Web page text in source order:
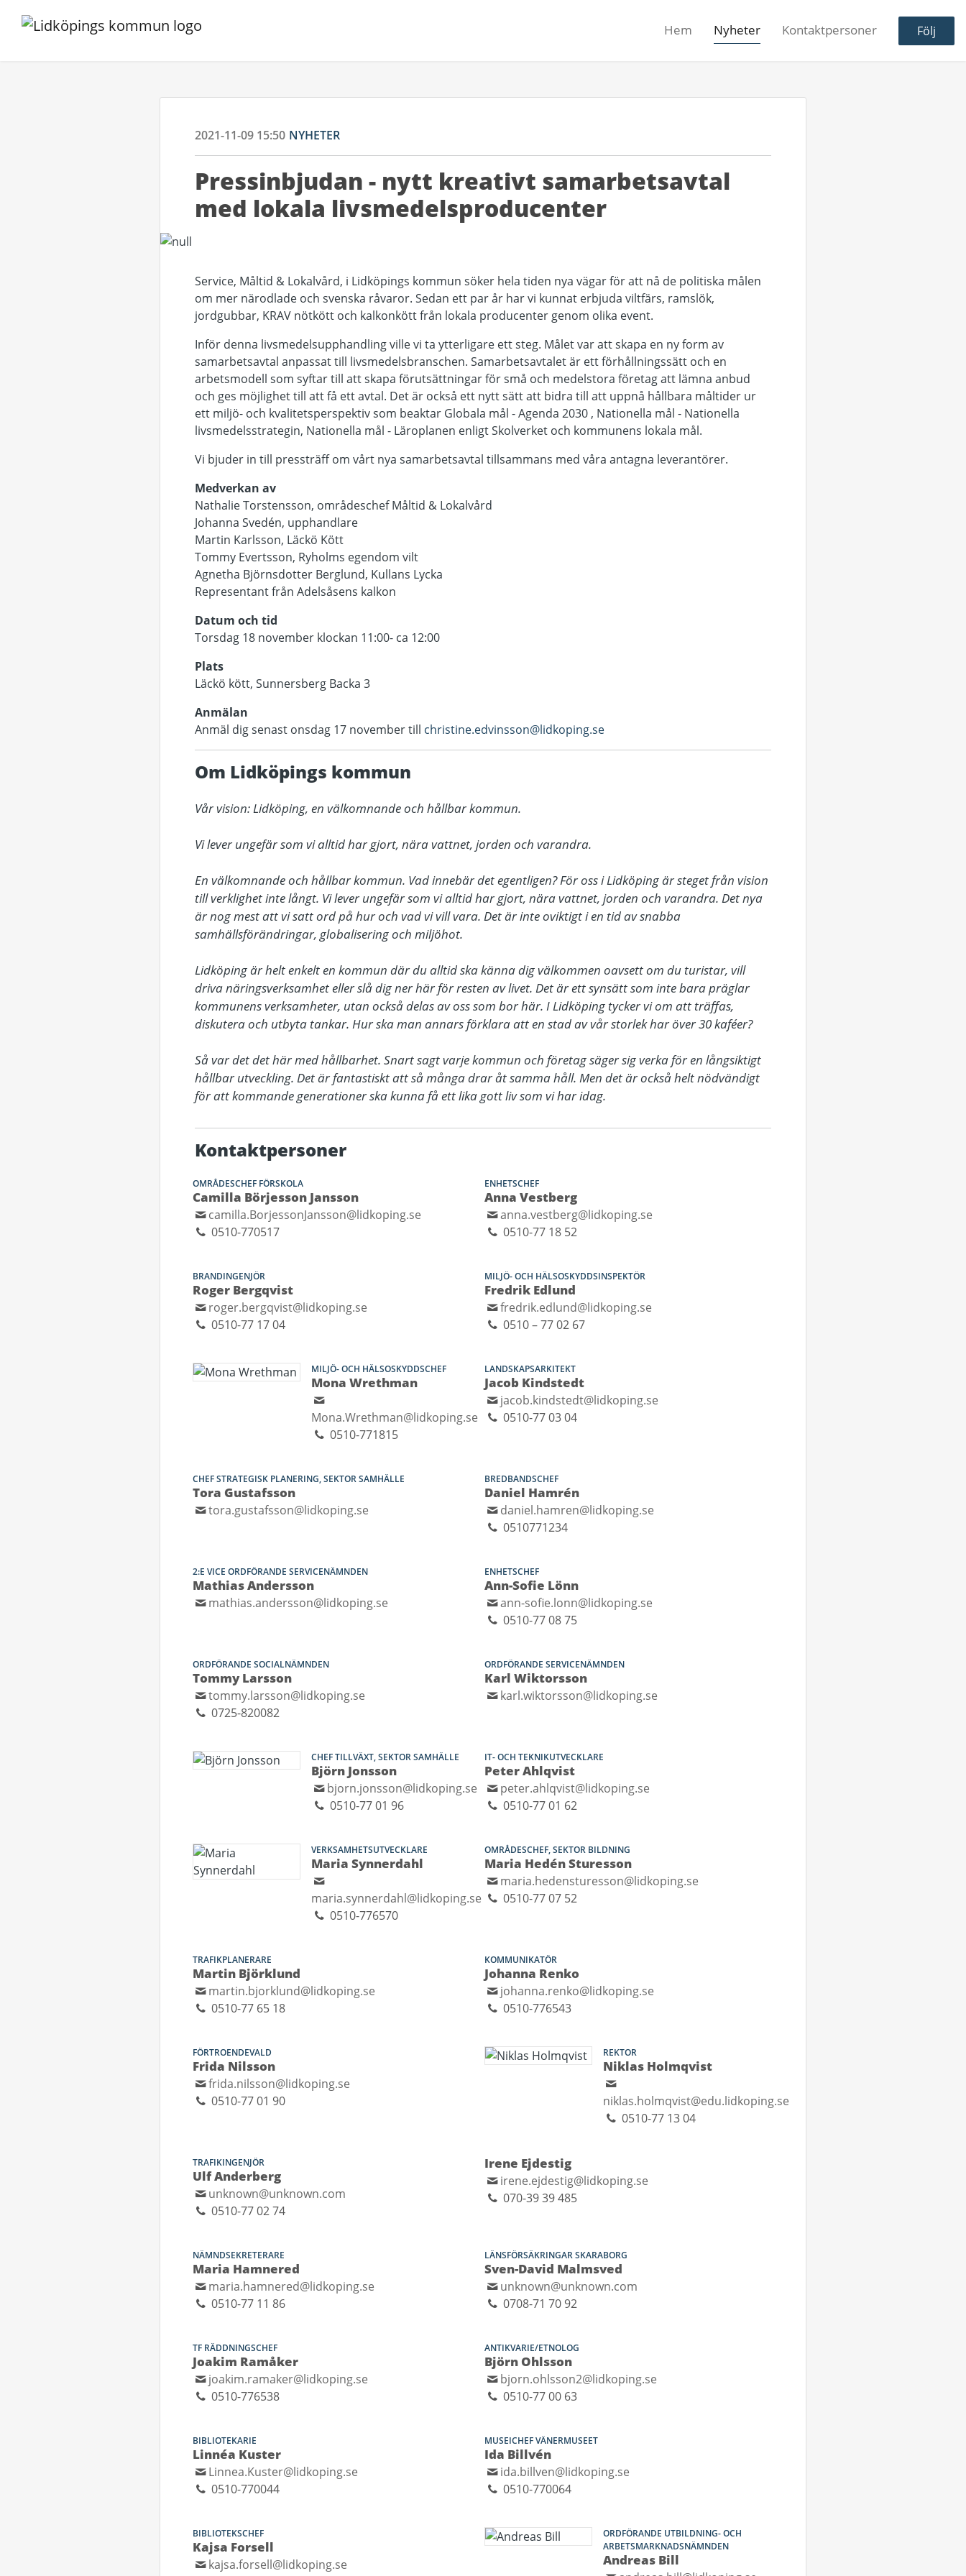
Hem Nyheter Kontaktpersoner Följ
2021-11-09 15:50 NYHETER
Pressinbjudan - nytt kreativt samarbetsavtal
med lokala livsmedelsproducenter
Service, Måltid & Lokalvård, i Lidköpings kommun söker hela tiden nya vägar för att nå de politiska målen
om mer närodlade och svenska råvaror. Sedan ett par år har vi kunnat erbjuda viltfärs, ramslök,
jordgubbar, KRAV nötkött och kalkonkött från lokala producenter genom olika event.
Inför denna livsmedelsupphandling ville vi ta ytterligare ett steg. Målet var att skapa en ny form av
samarbetsavtal anpassat till livsmedelsbranschen. Samarbetsavtalet är ett förhållningssätt och en
arbetsmodell som syftar till att skapa förutsättningar för små och medelstora företag att lämna anbud
och ges möjlighet till att få ett avtal. Det är också ett nytt sätt att bidra till att uppnå hållbara måltider ur
ett miljö- och kvalitetsperspektiv som beaktar Globala mål - Agenda 2030 , Nationella mål - Nationella
livsmedelsstrategin, Nationella mål - Läroplanen enligt Skolverket och kommunens lokala mål.
Vi bjuder in till pressträff om vårt nya samarbetsavtal tillsammans med våra antagna leverantörer.
Medverkan av
Nathalie Torstensson, områdeschef Måltid & Lokalvård
Johanna Svedén, upphandlare
Martin Karlsson, Läckö Kött
Tommy Evertsson, Ryholms egendom vilt
Agnetha Björnsdotter Berglund, Kullans Lycka
Representant från Adelsåsens kalkon
Datum och tid
Torsdag 18 november klockan 11:00- ca 12:00
Plats
Läckö kött, Sunnersberg Backa 3
Anmälan
Anmäl dig senast onsdag 17 november till christine.edvinsson@lidkoping.se
Om Lidköpings kommun
Vår vision: Lidköping, en välkomnande och hållbar kommun.
Vi lever ungefär som vi alltid har gjort, nära vattnet, jorden och varandra.
En välkomnande och hållbar kommun. Vad innebär det egentligen? För oss i Lidköping är steget från vision
till verklighet inte långt. Vi lever ungefär som vi alltid har gjort, nära vattnet, jorden och varandra. Det nya
är nog mest att vi satt ord på hur och vad vi vill vara. Det är inte oviktigt i en tid av snabba
samhällsförändringar, globalisering och miljöhot.
Lidköping är helt enkelt en kommun där du alltid ska känna dig välkommen oavsett om du turistar, vill
driva näringsverksamhet eller slå dig ner här för resten av livet. Det är ett synsätt som inte bara präglar
kommunens verksamheter, utan också delas av oss som bor här. I Lidköping tycker vi om att träffas,
diskutera och utbyta tankar. Hur ska man annars förklara att en stad av vår storlek har över 30 kaféer?
Så var det det här med hållbarhet. Snart sagt varje kommun och företag säger sig verka för en långsiktigt
hållbar utveckling. Det är fantastiskt att så många drar åt samma håll. Men det är också helt nödvändigt
för att kommande generationer ska kunna få ett lika gott liv som vi har idag.
Kontaktpersoner
OMRÅDESCHEF FÖRSKOLA
Camilla Börjesson Jansson
camilla.BorjessonJansson@lidkoping.se
0510-770517
ENHETSCHEF
Anna Vestberg
anna.vestberg@lidkoping.se
0510-77 18 52
BRANDINGENJÖR
Roger Bergqvist
roger.bergqvist@lidkoping.se
0510-77 17 04
MILJÖ- OCH HÄLSOSKYDDSINSPEKTÖR
Fredrik Edlund
fredrik.edlund@lidkoping.se
0510 – 77 02 67
MILJÖ- OCH HÄLSOSKYDDSCHEF
Mona Wrethman
Mona.Wrethman@lidkoping.se
0510-771815
LANDSKAPSARKITEKT
Jacob Kindstedt
jacob.kindstedt@lidkoping.se
0510-77 03 04
CHEF STRATEGISK PLANERING, SEKTOR SAMHÄLLE
Tora Gustafsson
tora.gustafsson@lidkoping.se
BREDBANDSCHEF
Daniel Hamrén
daniel.hamren@lidkoping.se
0510771234
2:E VICE ORDFÖRANDE SERVICENÄMNDEN
Mathias Andersson
mathias.andersson@lidkoping.se
ENHETSCHEF
Ann-Sofie Lönn
ann-sofie.lonn@lidkoping.se
0510-77 08 75
ORDFÖRANDE SOCIALNÄMNDEN
Tommy Larsson
tommy.larsson@lidkoping.se
0725-820082
ORDFÖRANDE SERVICENÄMNDEN
Karl Wiktorsson
karl.wiktorsson@lidkoping.se
CHEF TILLVÄXT, SEKTOR SAMHÄLLE
Björn Jonsson
bjorn.jonsson@lidkoping.se
0510-77 01 96
IT- OCH TEKNIKUTVECKLARE
Peter Ahlqvist
peter.ahlqvist@lidkoping.se
0510-77 01 62
VERKSAMHETSUTVECKLARE
Maria Synnerdahl
maria.synnerdahl@lidkoping.se
0510-776570
OMRÅDESCHEF, SEKTOR BILDNING
Maria Hedén Sturesson
maria.hedensturesson@lidkoping.se
0510-77 07 52
TRAFIKPLANERARE
Martin Björklund
martin.bjorklund@lidkoping.se
0510-77 65 18
KOMMUNIKATÖR
Johanna Renko
johanna.renko@lidkoping.se
0510-776543
FÖRTROENDEVALD
Frida Nilsson
frida.nilsson@lidkoping.se
0510-77 01 90
REKTOR
Niklas Holmqvist
niklas.holmqvist@edu.lidkoping.se
0510-77 13 04
TRAFIKINGENJÖR
Ulf Anderberg
unknown@unknown.com
0510-77 02 74
Irene Ejdestig
irene.ejdestig@lidkoping.se
070-39 39 485
NÄMNDSEKRETERARE
Maria Hamnered
maria.hamnered@lidkoping.se
0510-77 11 86
LÄNSFÖRSÄKRINGAR SKARABORG
Sven-David Malmsved
unknown@unknown.com
0708-71 70 92
TF RÄDDNINGSCHEF
Joakim Ramåker
joakim.ramaker@lidkoping.se
0510-776538
ANTIKVARIE/ETNOLOG
Björn Ohlsson
bjorn.ohlsson2@lidkoping.se
0510-77 00 63
BIBLIOTEKARIE
Linnéa Kuster
Linnea.Kuster@lidkoping.se
0510-770044
MUSEICHEF VÄNERMUSEET
Ida Billvén
ida.billven@lidkoping.se
0510-770064
BIBLIOTEKSCHEF
Kajsa Forsell
kajsa.forsell@lidkoping.se
ORDFÖRANDE UTBILDNING- OCH
ARBETSMARKNADSNÄMNDEN
Andreas Bill